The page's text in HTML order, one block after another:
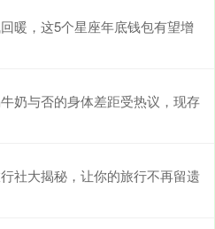
暖，这5个星座年底钱包有望增
奶与否的身体差距受热议，现存
社大揭秘，让你的旅行不再留遗